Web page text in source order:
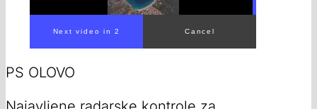
00:00/ 00:24
PS OLOVO